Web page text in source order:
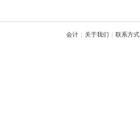
会计 关于我们 联系方式